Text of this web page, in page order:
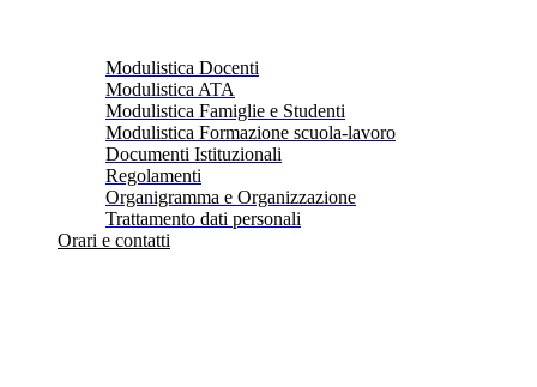
Modulistica Docenti
Modulistica ATA
Modulistica Famiglie e Studenti
Modulistica Formazione scuola-lavoro
Documenti Istituzionali
Regolamenti
Organigramma e Organizzazione
Trattamento dati personali
Orari e contatti